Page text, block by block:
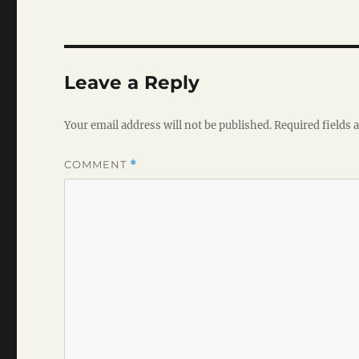
Leave a Reply
Your email address will not be published.Required fields
COMMENT *